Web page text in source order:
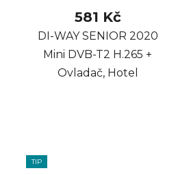
581 Kč
DI-WAY SENIOR 2020
Mini DVB-T2 H.265 +
Ovladač, Hotel
TIP